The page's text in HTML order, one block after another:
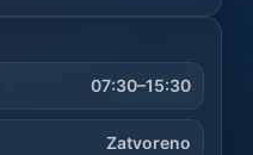
07:30–15:30
Zatvoreno